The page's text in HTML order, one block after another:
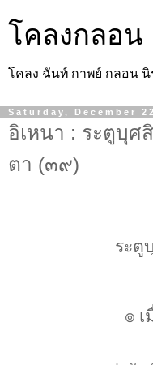
โคลงกลอน
โคลง ฉันท์ กาพย์ กลอน
Saturday, December
อิเหนา : ระตูบุ
ตา (๓๙)
ระตู
๏